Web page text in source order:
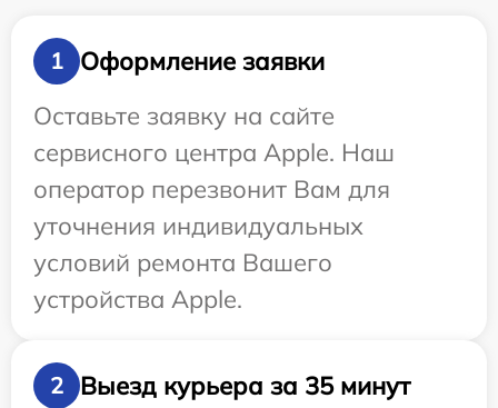
1
Оформление заявки
Оставьте заявку на сайте
сервисного центра Apple. Наш
оператор перезвонит Вам для
уточнения индивидуальных
условий ремонта Вашего
устройства Apple.
2
Выезд курьера за 35 минут